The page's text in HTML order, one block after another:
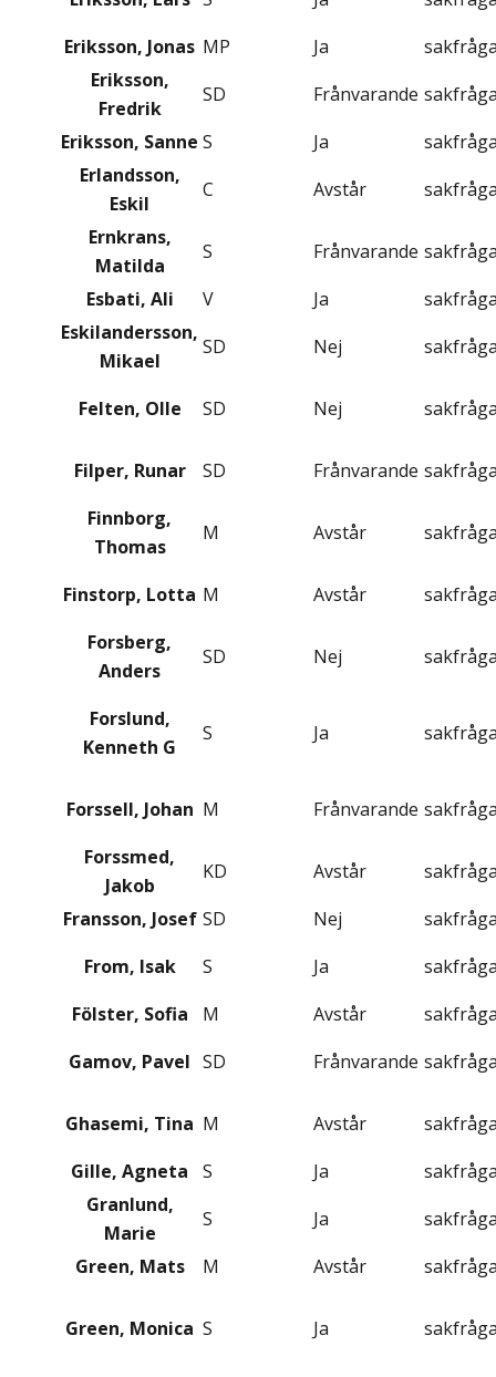
Eriksson, Jonas MP Ja
Eriksson,
Fredrik
SD Frånvarande
Eriksson, Sanne S Ja
Erlandsson,
Eskil
C Avstår
Ernkrans,
Matilda
S Frånvarande
Esbati, Ali
V Ja
Eskilandersson,
Mikael
SD Nej
Felten, Olle SD Nej
Filper, Runar SD Frånvarande
Finnborg,
Thomas
M Avstår
Finstorp, Lotta M Avstår
Forsberg,
Anders
SD Nej
Forslund,
Kenneth G
S Ja
Forssell, Johan M Frånvarande
Forssmed,
Jakob
KD Avstår
Fransson, Josef SD Nej
From, Isak
S Ja
Fölster, Sofia
M Avstår
Gamov, Pavel SD Frånvarande
Ghasemi, Tina M Avstår
Gille, Agneta
S Ja
Granlund,
Marie
S Ja
Green, Mats
M Avstår
Green, Monica S Ja